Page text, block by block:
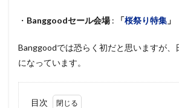
・ Banggoodセール会場: 「桜祭り特集 」
Banggoodでは恐らく初だと思いますが、
になっています。
目次